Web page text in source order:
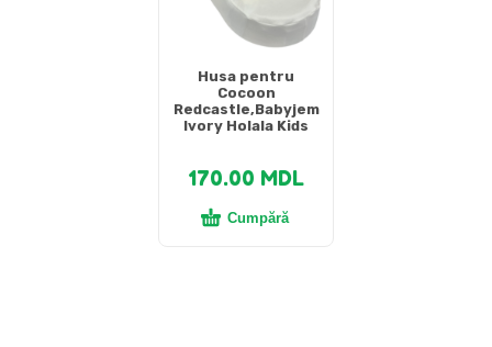
Husa pentru
Cocoon
Redcastle,Babyjem
Ivory Holala Kids
170.00 MDL
Cumpără